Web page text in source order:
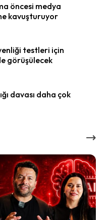
öncesi medya
kavuşturuyor
testleri için
görüşülecek
davası daha çok